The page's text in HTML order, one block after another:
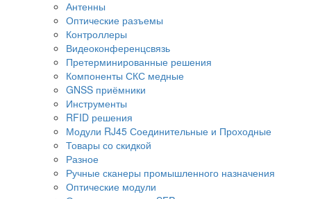
Антенны
Оптические разъемы
Контроллеры
Видеоконференцсвязь
Претерминированные решения
Компоненты СКС медные
GNSS приёмники
Инструменты
RFID решения
Модули RJ45 Соединительные и Проходные
Товары со скидкой
Разное
Ручные сканеры промышленного назначения
Оптические модули